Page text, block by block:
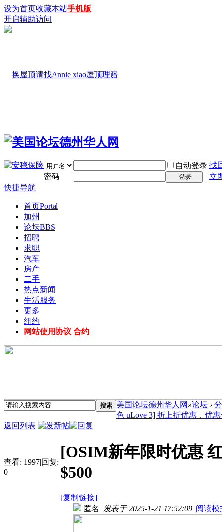
设为首页收藏本站手机版
开启辅助访问
自动登录 找
密码
登录
立
快捷导航
首页Portal
加州
论坛BBS
招聘
求职
汽车
房产
二手
热点新闻
生活服务
更多
纽约
网站使用协议 合约
搜索 美国论坛德州华人网 »论坛 ›
色 uLove 3] 折上折优惠，优惠
返回列表
查看: 1997|回复:
0
[OSIM新年限时优惠
$500
[复制链接]
匿名 发表于 2025-1-21 17:52:09 |阅读模